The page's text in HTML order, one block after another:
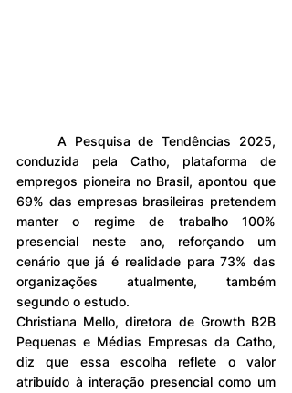
conduzida pela Catho, plataforma de
empregos pioneira no Brasil, apontou que
69% das empresas brasileiras pretendem
manter o regime de trabalho 100%
presencial neste ano, reforçando um
cenário que já é realidade para 73% das
organizações atualmente, também
segundo o estudo.
Christiana Mello, diretora de Growth B2B
Pequenas e Médias Empresas da Catho,
diz que essa escolha reflete o valor
atribuído à interação presencial como um